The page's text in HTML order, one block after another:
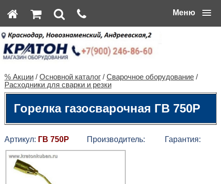
Меню
% Акции/ Основной каталог/ Сварочное оборудование/
Расходники для сварки и резки
Горелка газосварочная ГВ 750Р
Артикул: ГВ 750Р Производитель: Гарантия: